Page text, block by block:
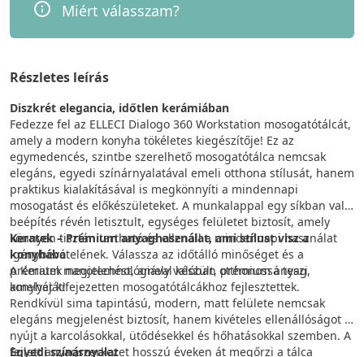
Miért válasszam?
Részletes leírás
Diszkrét elegancia, időtlen kerámiában
Fedezze fel az ELLECI Dialogo 360 Workstation mosogatótálcát,
amely a modern konyha tökéletes kiegészítője! Ez az
egymedencés, szintbe szerelhető mosogatótálca nemcsak
elegáns, egyedi színárnyalatával emeli otthona stílusát, hanem
praktikus kialakításával is megkönnyíti a mindennapi
mosogatást és előkészületeket. A munkalappal egy síkban való
beépítés révén letisztult, egységes felületet biztosít, amely
könnyen tisztán tartható és ellenáll a mindennapi használat
igénybevételének. Válassza az időtálló minőséget és a
prémium megjelenést, amely valóban otthonossá teszi
konyháját!
Keratek – Prémium anyaghasználat, ami stílust visz a
konyhába
A Keratek nanotechnológiával készült, prémium anyag,
amelyet kifejezetten mosogatótálcákhoz fejlesztettek.
Rendkívül sima tapintású, modern, matt felülete nemcsak
elegáns megjelenést biztosít, hanem kivételes ellenállóságot is
nyújt a karcolásokkal, ütődésekkel és hőhatásokkal szemben. A
fejlett anyagszerkezet hosszú éveken át megőrzi a tálca
Egyedi színárnyalat